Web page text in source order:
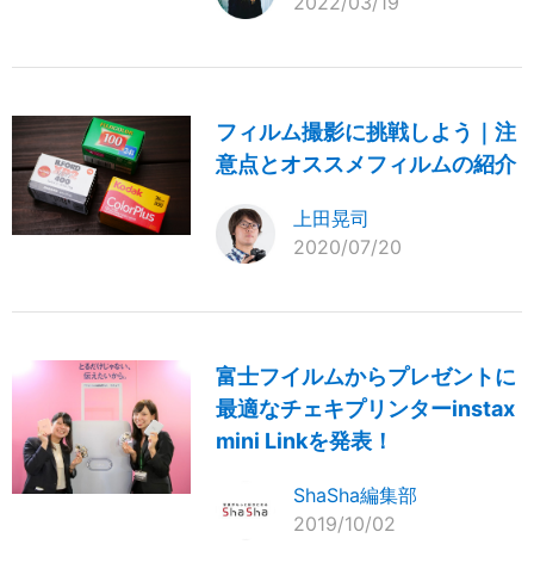
フィルム撮影に挑戦しよう｜注
意点とオススメフィルムの紹介
上田晃司
2020/07/20
富士フイルムからプレゼントに
最適なチェキプリンターinstax
mini Linkを発表！
ShaSha編集部
2019/10/02